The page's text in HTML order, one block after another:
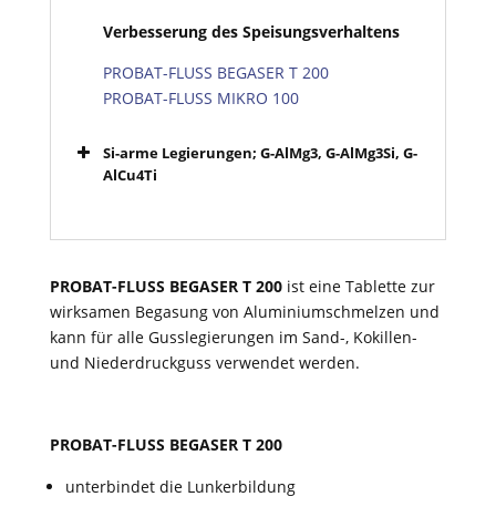
Verbesserung des Speisungsverhaltens
PROBAT-FLUSS BEGASER T 200
PROBAT-FLUSS MIKRO 100
Si-arme Legierungen; G-AlMg3, G-AlMg3Si, G-
AlCu4Ti
PROBAT-FLUSS BEGASER T 200ist eine Tablette zur
wirksamen Begasung von Aluminiumschmelzen und
kann für alle Gusslegierungen im Sand-, Kokillen-
und Niederdruckguss verwendet werden.
PROBAT-FLUSS BEGASER T 200
unterbindet die Lunkerbildung